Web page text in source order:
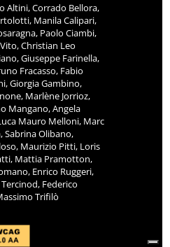
Altini, Corrado Bellora,
Manila Calipari,
Paolo Ciambi,
Christian Leo
Giuseppe Farinella,
Fracasso, Fabio
Giorgia Gambino,
Marlène Jorrioz,
Mangano, Angela
Mauro Melloni, Marc
Olibano,
Maurizio Pitti, Loris
Mattia Pramotton,
Enrico Ruggeri,
Federico
Trifilò